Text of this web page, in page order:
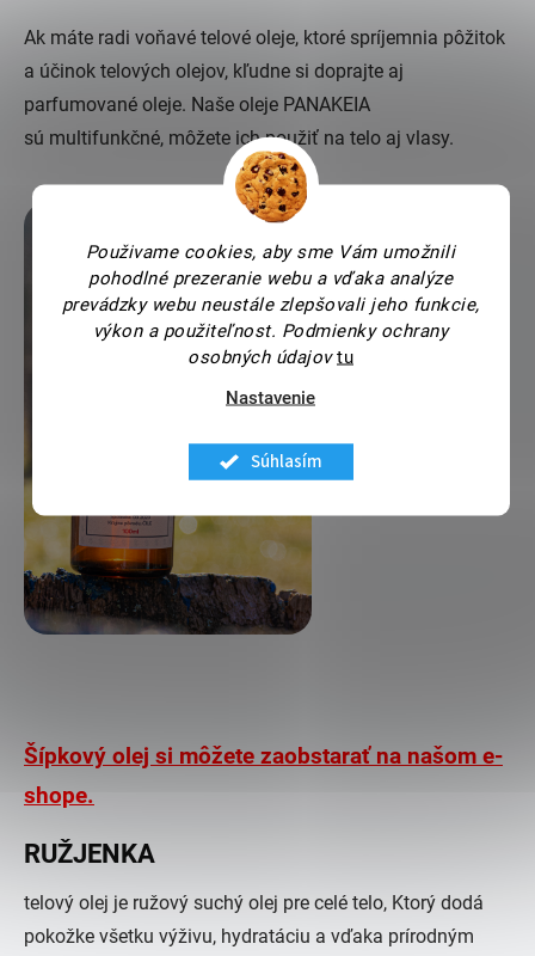
Použivame cookies, aby sme Vám umožnili
pohodlné prezeranie webu a vďaka analýze
prevádzky webu neustále zlepšovali jeho funkcie,
výkon a použiteľnost. Podmienky ochrany
osobných údajov tu
Nastavenie
Súhlasím
Ak máte radi voňavé telové oleje, ktoré spríjemnia pôžitok
a účinok telových olejov, kľudne si doprajte aj
parfumované oleje. Naše oleje PANAKEIA
sú multifunkčné, môžete ich použiť na telo aj vlasy.
Šípkový olej si môžete zaobstarať na našom e-
shope.
RUŽJENKA
telový olej je ružový suchý olej pre celé telo, Ktorý dodá
pokožke všetku výživu, hydratáciu a vďaka prírodným